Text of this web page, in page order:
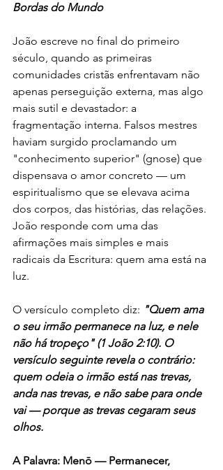
Bordas do Mundo
João escreve no final do primeiro
século, quando as primeiras
comunidades cristãs enfrentavam não
apenas perseguição externa, mas algo
mais sutil e devastador: a
fragmentação interna. Falsos mestres
haviam surgido proclamando um
"conhecimento superior" (gnose) que
dispensava o amor concreto — um
espiritualismo que se elevava acima
dos corpos, das histórias, das relações.
João responde com uma das
afirmações mais simples e mais
radicais da Escritura: quem ama está na
luz.
O versículo completo diz: "Quem ama
o seu irmão permanece na luz, e nele
não há tropeço" (1 João 2:10). O
versículo seguinte revela o contrário:
quem odeia o irmão está nas trevas,
anda nas trevas, e não sabe para onde
vai — porque as trevas cegaram seus
olhos.
A Palavra: Menō — Permanecer,